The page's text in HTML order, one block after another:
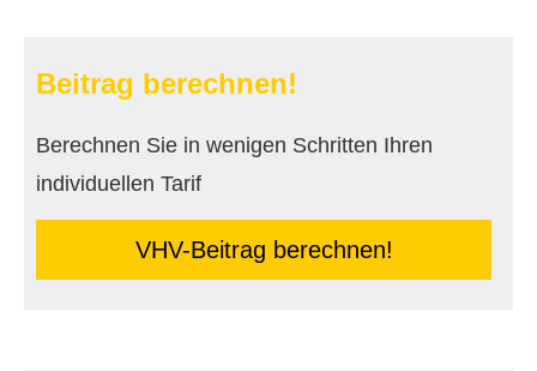
Beitrag berechnen!
Berechnen Sie in wenigen Schritten Ihren
individuellen Tarif
VHV-Beitrag berechnen!